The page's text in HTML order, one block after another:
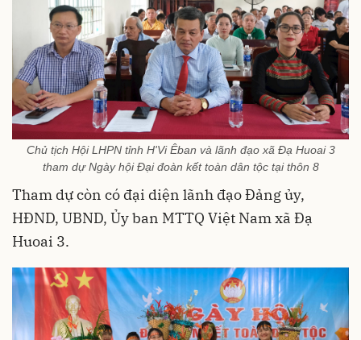
Chủ tịch Hội LHPN tỉnh H'Vi Êban và lãnh đạo xã Đạ Huoai 3
tham dự Ngày hội Đại đoàn kết toàn dân tộc tại thôn 8
Tham dự còn có đại diện lãnh đạo Đảng ủy,
HĐND, UBND, Ủy ban MTTQ Việt Nam xã Đạ
Huoai 3.